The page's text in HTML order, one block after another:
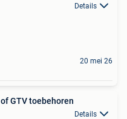
Details
20 mei 26
Vespa GTS of GTV toebehoren
Details